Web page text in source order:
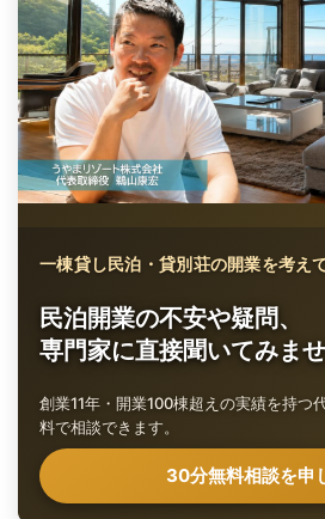
一棟貸し民泊・貸別荘の開業を考え
民泊開業の不安や疑問、
専門家に直接聞いてみま
創業11年・開業100棟超えの実績を持つ
料で相談できます。
30分無料相談を申